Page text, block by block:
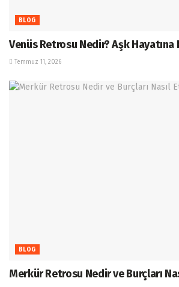
BLOG
Venüs Retrosu Nedir? Aşk
Temmuz 11, 2026
BLOG
Merkür Retrosu Nedir ve Burçları